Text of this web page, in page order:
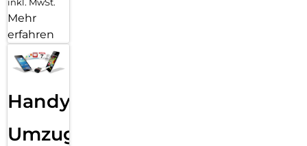
inkl. MwSt.
Mehr
erfahren
Handy
Umzug